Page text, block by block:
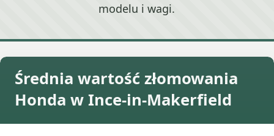
modelu i wagi.
Średnia wartość złomowania
Honda w Ince-in-Makerfield